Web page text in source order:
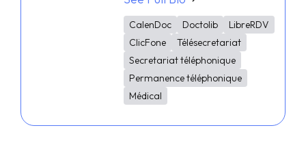
CalenDoc Doctolib
LibreRDV
ClicFone
Télésecretariat
Secretariat téléphonique
Permanence téléphonique
Médical